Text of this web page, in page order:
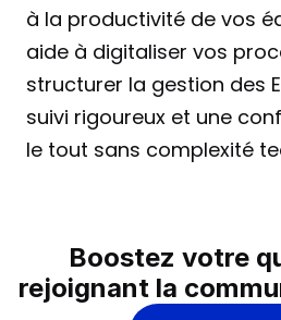
à la productivité de vos
aide à digitaliser vos
structurer la gestion des
suivi rigoureux et une
le tout sans complexité
Boostez votre
rejoignant la